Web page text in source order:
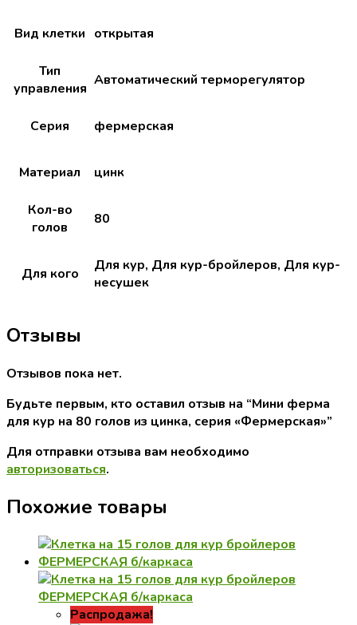
Вид клетки открытая
Тип
управления Автоматический терморегулятор
Серия фермерская
Материал цинк
Кол-во
голов
80
Для кого
Для кур, Для кур-бройлеров, Для кур-
несушек
Отзывы
Отзывов пока нет.
Будьте первым, кто оставил отзыв на “Мини ферма
для кур на 80 голов из цинка, серия «Фермерская»”
Для отправки отзыва вам необходимо
авторизоваться.
Похожие товары
Распродажа!